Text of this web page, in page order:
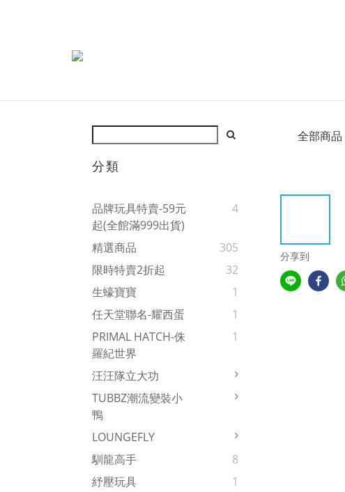
分類
品牌玩具特賣-59元
起(全館滿999出貨)
4
精選商品
305
限時特賣2折起
32
生蠔寶寶
1
任天堂聯名-耀西蛋
1
PRIMAL HATCH-侏
羅紀世界
1
汪汪隊立大功
TUBBZ潮流變裝小
鴨
LOUNGEFLY
馴龍高手
8
紓壓玩具
1
全部商品
分享到